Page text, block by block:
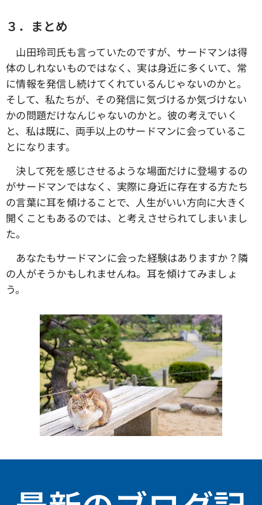
３．まとめ
山田玲司氏も言っていたのですが、サードマンは得
体のしれないものではなく、実は身近に多くいて、常
に情報を発信し続けてくれているんじゃないのかと。
そして、私たちが、その発信に気づけるか気づけない
かの問題だけなんじゃないのかと。彼の考えでいく
と、私は既に、両手以上のサードマンに会っているこ
とになります。
決して死を感じさせるような場面だけに登場するの
がサードマンではなく、実際に身近に存在する方たち
の言葉に耳を傾けることで、人生がいい方向に大きく
開くこともあるのでは、と考えさせられてしまいまし
た。
あなたもサードマンに会った経験はありますか？隣
の人がそうかもしれませんね。耳を傾けてみましょ
う。